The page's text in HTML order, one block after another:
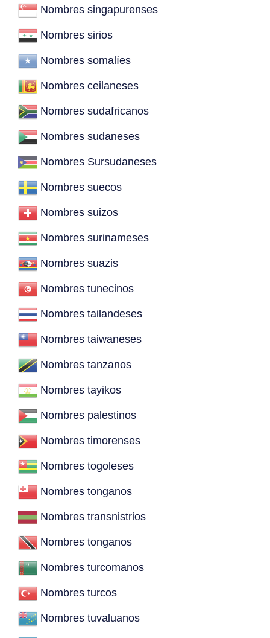
Nombres singapurenses
Nombres sirios
Nombres somalíes
Nombres ceilaneses
Nombres sudafricanos
Nombres sudaneses
Nombres Sursudaneses
Nombres suecos
Nombres suizos
Nombres surinameses
Nombres suazis
Nombres tunecinos
Nombres tailandeses
Nombres taiwaneses
Nombres tanzanos
Nombres tayikos
Nombres palestinos
Nombres timorenses
Nombres togoleses
Nombres tonganos
Nombres transnistrios
Nombres tonganos
Nombres turcomanos
Nombres turcos
Nombres tuvaluanos